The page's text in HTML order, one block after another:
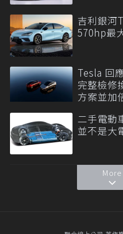
吉利銀
570hp最
Tesla 回
完整檢修
方案並加
二手電動
並不是大
More